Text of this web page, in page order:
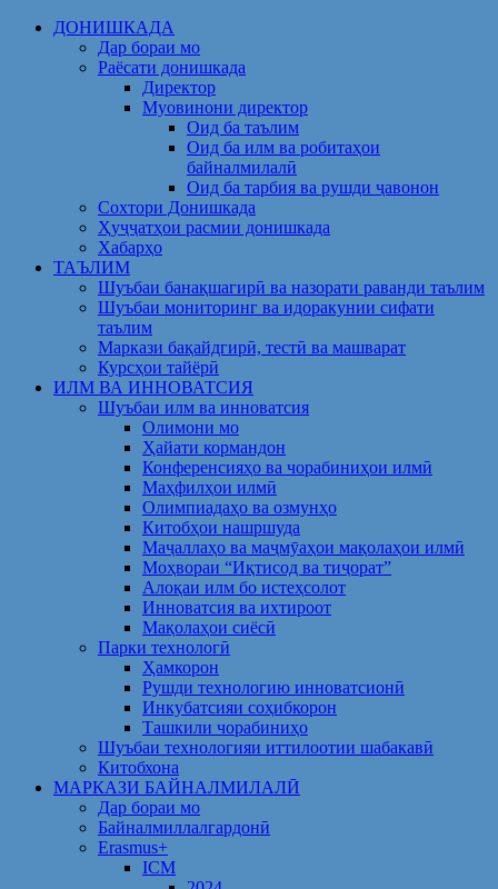
Skip
ДОНИШКАДА
Дар бораи мо
Раёсати донишкада
Директор
Муовинони директор
Оид ба таълим
Оид ба илм ва робитаҳои
байналмилалӣ
Оид ба тарбия ва рушди ҷавонон
Сохтори Донишкада
Ҳуҷҷатҳои расмии донишкада
Хабарҳо
ТАЪЛИМ
Шуъбаи банақшагирӣ ва назорати раванди таълим
Шуъбаи мониторинг ва идоракунии сифати
таълим
Маркази бақайдгирӣ, тестӣ ва машварат
Курсҳои тайёрӣ
ИЛМ ВА ИННОВАТСИЯ
Шуъбаи илм ва инноватсия
Олимони мо
Ҳайати кормандон
Конференсияҳо ва чорабиниҳои илмӣ
Маҳфилҳои илмӣ
Олимпиадаҳо ва озмунҳо
Китобҳои нашршуда
Маҷаллаҳо ва маҷмӯаҳои мақолаҳои илмӣ
Моҳвораи “Иқтисод ва тиҷорат”
Алоқаи илм бо истеҳсолот
Инноватсия ва ихтироот
Мақолаҳои сиёсӣ
Парки технологӣ
Ҳамкорон
Рушди технологию инноватсионӣ
Инкубатсияи соҳибкорон
Ташкили чорабиниҳо
Шуъбаи технологияи иттилоотии шабакавӣ
Китобхона
МАРКАЗИ БАЙНАЛМИЛАЛӢ
Дар бораи мо
Байналмиллалгардонӣ
Erasmus+
ICM